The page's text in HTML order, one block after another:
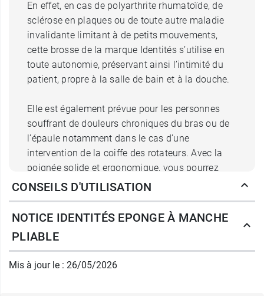
En effet, en cas de polyarthrite rhumatoïde, de
sclérose en plaques ou de toute autre maladie
invalidante limitant à de petits mouvements,
cette brosse de la marque Identités s’utilise en
toute autonomie, préservant ainsi l’intimité du
patient, propre à la salle de bain et à la douche.
Elle est également prévue pour les personnes
souffrant de douleurs chroniques du bras ou de
l’épaule notamment dans le cas d’une
intervention de la coiffe des rotateurs. Avec la
poignée solide et ergonomique, vous pourrez
réaliser votre toilettesans occasionner de
flexible qui peut être courbé sous différents
conserve, par ailleurs, un encombrement
CONSEILS D'UTILISATION
NOTICE IDENTITÉS EPONGE À MANCHE
PLIABLE
Mis à jour le : 26/05/2026